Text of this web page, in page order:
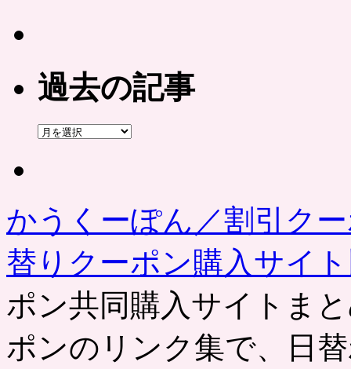
過去の記事
過
かうくーぽん／割引ク
替りクーポン購入サイ
ポン共同購入サイトま
ポンのリンク集で、日